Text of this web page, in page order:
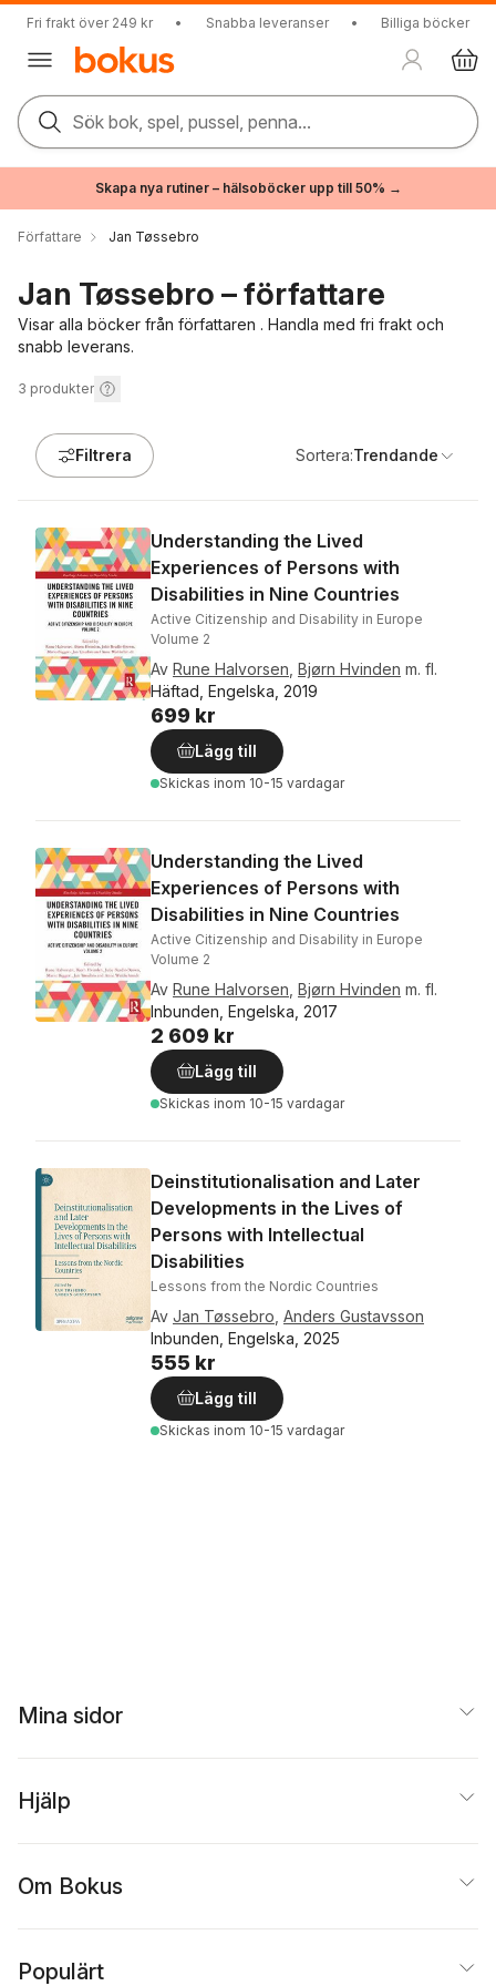
Fri frakt över 249 kr • Snabba leveranser • Billiga böcker
Sök bok, spel, pussel, penna...
Skapa nya rutiner – hälsoböcker upp till 50% →
Författare Jan Tøssebro
Jan Tøssebro – författare
Visar alla böcker från författaren . Handla med fri frakt och
snabb leverans.
3 produkter
Filtrera Sortera:Trendande
Understanding the Lived
Experiences of Persons with
Disabilities in Nine Countries
Active Citizenship and Disability in Europe
Volume 2
Av Rune Halvorsen Bjørn Hvinden m. fl.
Häftad, Engelska, 2019
699 kr
Lägg till
Skickas inom 10-15 vardagar
Understanding the Lived
Experiences of Persons with
Disabilities in Nine Countries
Active Citizenship and Disability in Europe
Volume 2
Av Rune Halvorsen Bjørn Hvinden m. fl.
Inbunden, Engelska, 2017
2 609 kr
Lägg till
Skickas inom 10-15 vardagar
Deinstitutionalisation and Later
Developments in the Lives of
Persons with Intellectual
Disabilities
Lessons from the Nordic Countries
Av Jan Tøssebro Anders Gustavsson
Inbunden, Engelska, 2025
555 kr
Lägg till
Skickas inom 10-15 vardagar
Mina sidor
Hjälp
Om Bokus
Populärt